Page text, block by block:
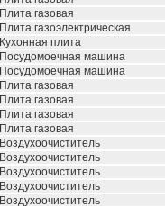
Плита газовая
Плита газоэлектрическая
Кухонная плита
Посудомоечная машина
Посудомоечная машина
Плита газовая
Плита газовая
Плита газовая
Плита газовая
Воздухоочиститель
Воздухоочиститель
Воздухоочиститель
Воздухоочиститель
Воздухоочиститель